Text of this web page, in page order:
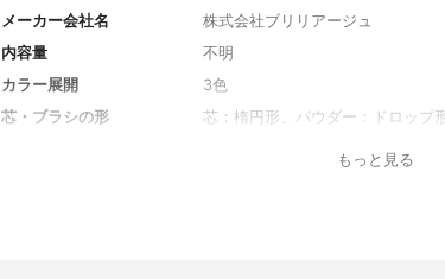
メーカー会社名
株式会社ブリリアージュ
内容量
不明
カラー展開
3色
芯・ブラシの形
芯：楕円形、パウダー：ドロップ
もっと見る